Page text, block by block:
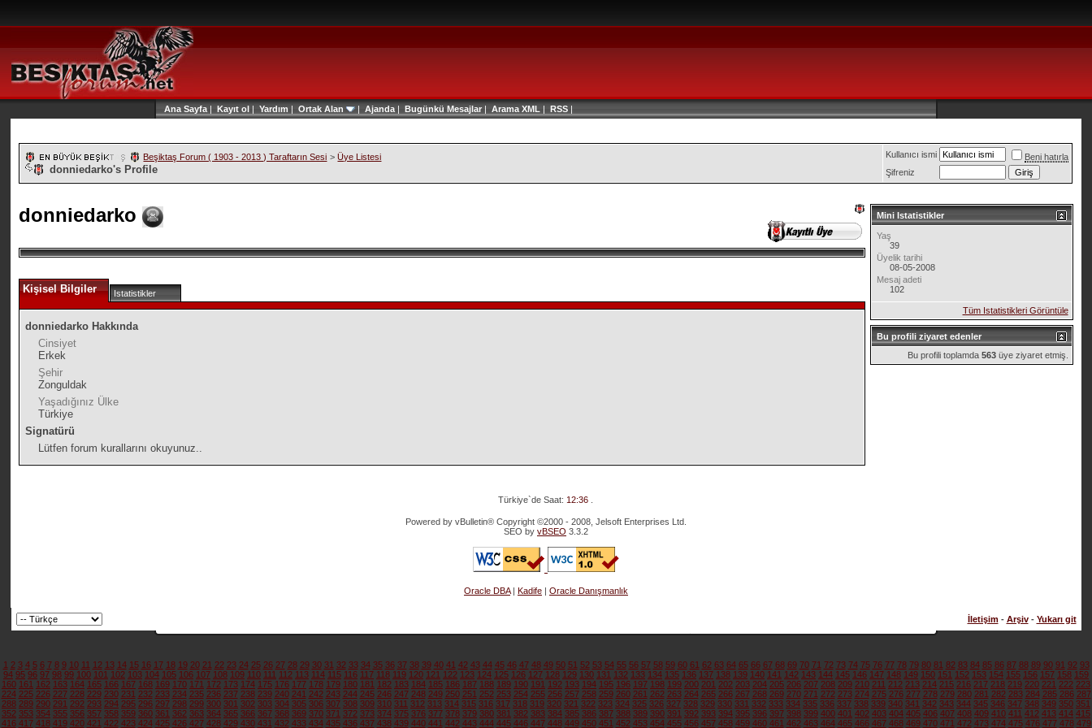
Ana Sayfa | Kayıt ol | Yardım | Ortak Alan | Ajanda | Bugünkü Mesajlar| Arama XML | RSS |
Beşiktaş Forum ( 1903 - 2013 ) Taraftarın Sesi >Üye Listesi
donniedarko's Profile
Kullanıcı ismi
Beni hatırla
Şifreniz
donniedarko
Kişisel Bilgiler Istatistikler
donniedarko Hakkında
Cinsiyet
Erkek
Şehir
Zonguldak
Yaşadığınız Ülke
Türkiye
Signatürü
Lütfen forum kurallarını okuyunuz..
Mini Istatistikler
Yaş
39
Üyelik tarihi
08-05-2008
Mesaj adeti
102
Tüm Istatistikleri Görüntüle
Bu profili ziyaret edenler
Bu profili toplamda 563üye ziyaret etmiş.
Türkiye`de Saat: 12:36
Powered by vBulletin® Copyright ©2000 - 2008, Jelsoft Enterprises Ltd.
SEO by vBSEO 3.3.2
Oracle DBA| Kadife| Oracle Danışmanlık
İletişim- Arşiv- Yukarı git
1 2 3 4 5 6 7 8 9 10 11 12 13 14 15 16 17 18 19 20 21 22 23 24 25 26 27 28 29 30 31 32 33 34 35 36 37 38 39 40 41 42 43 44 45 46 47 48 49 50 51 52 53 54 55 56 57 58 59 60 61 62 63 64 65 66 67 68 69 70 71 72 73 74 75 76 77 78 79 80 81 82 83 84 85 86 87 88 89 90 91 92 93
94 95 96 97 98 99 100 101 102 103 104 105 106 107 108 109 110 111 112 113 114 115 116 117 118 119 120 121 122 123 124 125 126 127 128 129 130 131 132 133 134 135 136 137 138 139 140 141 142 143 144 145 146 147 148 149 150 151 152 153 154 155 156 157 158 159
160 161 162 163 164 165 166 167 168 169 170 171 172 173 174 175 176 177 178 179 180 181 182 183 184 185 186 187 188 189 190 191 192 193 194 195 196 197 198 199 200 201 202 203 204 205 206 207 208 209 210 211 212 213 214 215 216 217 218 219 220 221 222 223
224 225 226 227 228 229 230 231 232 233 234 235 236 237 238 239 240 241 242 243 244 245 246 247 248 249 250 251 252 253 254 255 256 257 258 259 260 261 262 263 264 265 266 267 268 269 270 271 272 273 274 275 276 277 278 279 280 281 282 283 284 285 286 287
288 289 290 291 292 293 294 295 296 297 298 299 300 301 302 303 304 305 306 307 308 309 310 311 312 313 314 315 316 317 318 319 320 321 322 323 324 325 326 327 328 329 330 331 332 333 334 335 336 337 338 339 340 341 342 343 344 345 346 347 348 349 350 351
352 353 354 355 356 357 358 359 360 361 362 363 364 365 366 367 368 369 370 371 372 373 374 375 376 377 378 379 380 381 382 383 384 385 386 387 388 389 390 391 392 393 394 395 396 397 398 399 400 401 402 403 404 405 406 407 408 409 410 411 412 413 414 415
416 417 418 419 420 421 422 423 424 425 426 427 428 429 430 431 432 433 434 435 436 437 438 439 440 441 442 443 444 445 446 447 448 449 450 451 452 453 454 455 456 457 458 459 460 461 462 463 464 465 466 467 468 469 470 471 472 473 474 475 476 477 478 479